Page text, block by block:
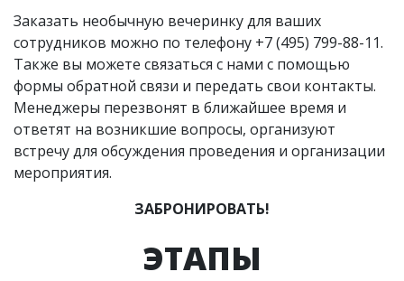
Заказать необычную вечеринку для ваших
сотрудников можно по телефону +7 (495) 799-88-11.
Также вы можете связаться с нами с помощью
формы обратной связи и передать свои контакты.
Менеджеры перезвонят в ближайшее время и
ответят на возникшие вопросы, организуют
встречу для обсуждения проведения и организации
мероприятия.
ЗАБРОНИРОВАТЬ!
ЭТАПЫ